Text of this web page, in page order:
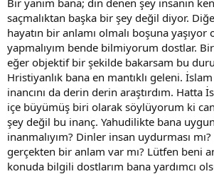
saçmalıktan başka bir şey değil diyor.
hayatın bir anlamı olmalı boşuna yaşıyor
yapmalıyım bende bilmiyorum dostlar.
eğer objektif bir şekilde bakarsam bu
Hristiyanlık bana en mantıklı geleni.
inancını da derin derin araştırdım. Hatta
içe büyümüş biri olarak söylüyorum ki
şey değil bu inanç. Yahudilikte bana
inanmalıyım? Dinler insan uydurması
gerçekten bir anlam var mı? Lütfen beni
konuda bilgili dostlarım bana yardımcı